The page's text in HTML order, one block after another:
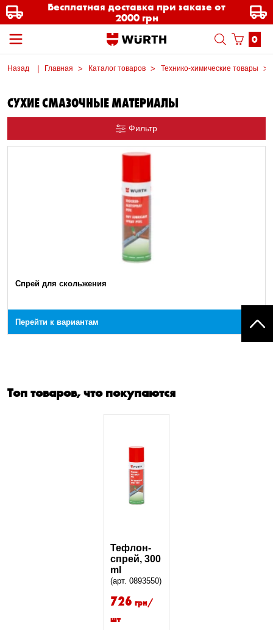
Бесплатная доставка при заказе от
2000 грн
0
Назад Главная Каталог товаров Технико-химические товары
СУХИЕ СМАЗОЧНЫЕ МАТЕРИАЛЫ
Фильтр
Спрей для скольжения
Перейти к вариантам
Топ товаров, что покупаются
Тефлон-
спрей, 300
ml
(арт. 0893550)
726 грн/
шт